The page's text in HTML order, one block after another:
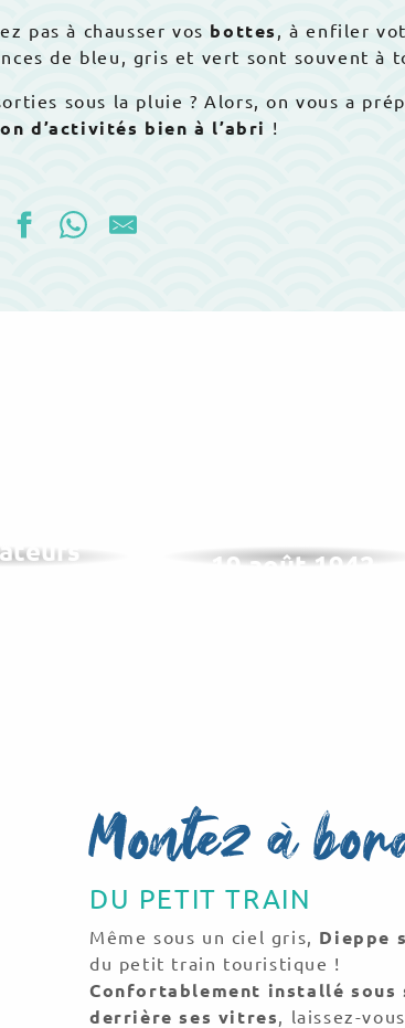
pas à chausser vos bottes , à enfiler
de bleu, gris et vert sont souvent à
sous la pluie ? Alors, on vous a
d’activités bien à l’abri !
19 août 1942
Montez à
DU PETIT TRAIN
Même sous un ciel gris, Dieppe
du petit train touristique !
Confortablement installé sous
derrière ses vitres, laissez-